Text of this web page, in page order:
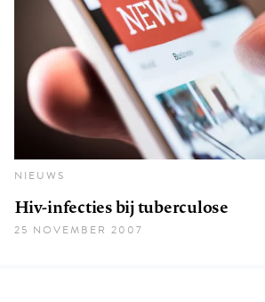
NIEUWS
Hiv-infecties bij tuberculose
25 NOVEMBER 2007